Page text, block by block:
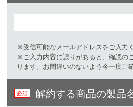
※受信可能なメールアドレスをご入力
※ご入力内容に誤りがあると、確認の
ります。お間違いのないよう今一度ご
解約する商品の製品